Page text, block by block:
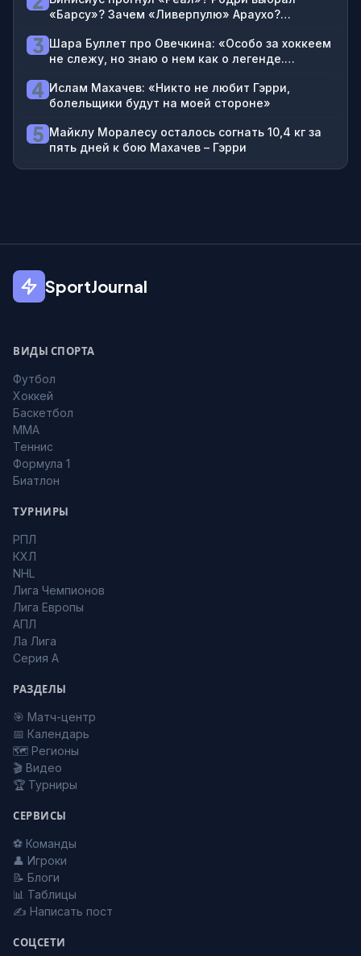
«Барсу»? Зачем «Ливерпулю» Араухо?
недели
3 Шара Буллет про Овечкина: «Особо за хоккеем
не слежу, но знаю о нем как о легенде.
хоккеист России»
4 Ислам Махачев: «Никто не любит Гэрри,
болельщики будут на моей стороне»
5 Майклу Моралесу осталось согнать 10,4 кг за
пять дней к бою Махачев – Гэрри
SportJournal
ВИДЫ СПОРТА
Футбол
Хоккей
Баскетбол
MMA
Теннис
Формула 1
Биатлон
ТУРНИРЫ
РПЛ
КХЛ
NHL
Лига Чемпионов
Лига Европы
АПЛ
Ла Лига
Серия А
РАЗДЕЛЫ
🎯 Матч-центр
📅 Календарь
🗺️ Регионы
🎬 Видео
🏆 Турниры
СЕРВИСЫ
⚽ Команды
👤 Игроки
📝 Блоги
📊 Таблицы
✍️ Написать пост
СОЦСЕТИ